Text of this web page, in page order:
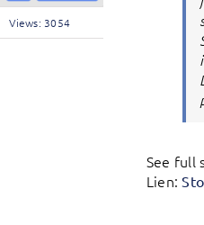
Views: 3054
See full
Lien: